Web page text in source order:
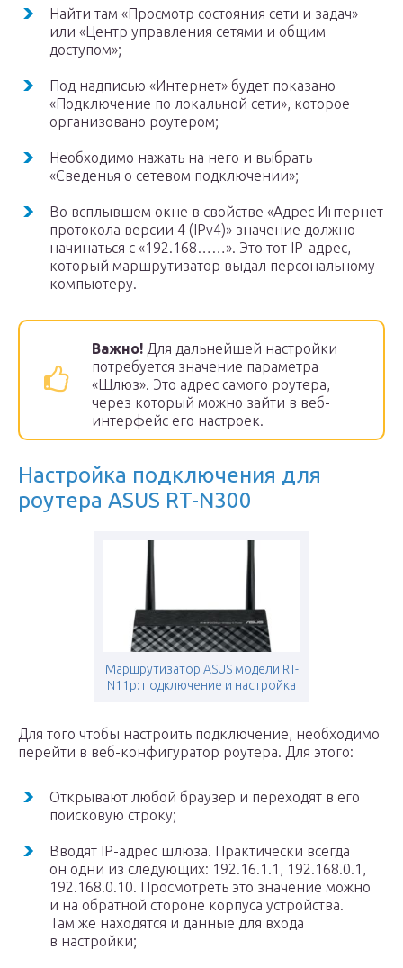
Найти там «Просмотр состояния сети и задач»
или «Центр управления сетями и общим
доступом»;
Под надписью «Интернет» будет показано
«Подключение по локальной сети», которое
организовано роутером;
Необходимо нажать на него и выбрать
«Сведенья о сетевом подключении»;
Во всплывшем окне в свойстве «Адрес Интернет
протокола версии 4 (IPv4)» значение должно
начинаться с «192.168……». Это тот IP-адрес,
который маршрутизатор выдал персональному
компьютеру.
Важно! Для дальнейшей настройки
потребуется значение параметра
«Шлюз». Это адрес самого роутера,
через который можно зайти в веб-
интерфейс его настроек.
Настройка подключения для
роутера ASUS RT-N300
Маршрутизатор ASUS модели RT-
N11p: подключение и настройка
Для того чтобы настроить подключение, необходимо
перейти в веб-конфигуратор роутера. Для этого:
Открывают любой браузер и переходят в его
поисковую строку;
Вводят IP-адрес шлюза. Практически всегда
он одни из следующих: 192.16.1.1, 192.168.0.1,
192.168.0.10. Просмотреть это значение можно
и на обратной стороне корпуса устройства.
Там же находятся и данные для входа
в настройки;